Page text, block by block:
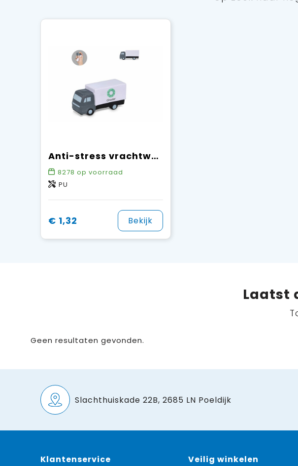
Anti-stress vrachtwagen
8278 op voorraad
PU
€ 1,32 Bekijk
Laatst
Geen resultaten gevonden.
Slachthuiskade 22B, 2685 LN Poeldijk
Klantenservice Veilig winkelen